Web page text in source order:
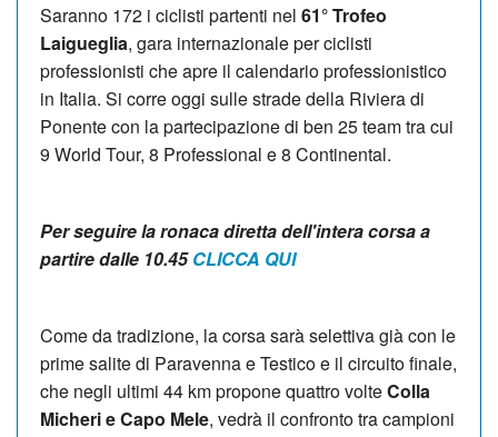
Saranno 172 i ciclisti partenti nel 61° Trofeo
Laigueglia, gara internazionale per ciclisti
professionisti che apre il calendario professionistico
in Italia. Si corre oggi sulle strade della Riviera di
Ponente con la partecipazione di ben 25 team tra cui
9 World Tour, 8 Professional e 8 Continental.
Per seguire la ronaca diretta dell'intera corsa a
partire dalle 10.45CLICCA QUI
Come da tradizione, la corsa sarà selettiva già con le
prime salite di Paravenna e Testico e il circuito finale,
che negli ultimi 44 km propone quattro volteColla
Micheri e Capo Mele, vedrà il confronto tra campioni